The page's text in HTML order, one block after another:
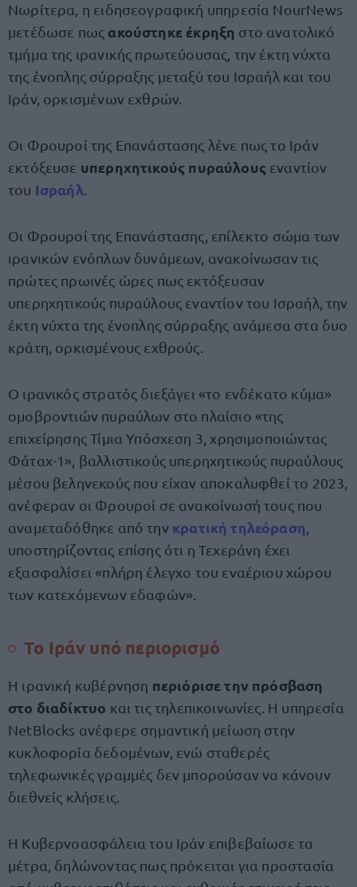
Νωρίτερα, η ειδησεογραφική υπηρεσία NourNews
μετέδωσε πως ακούστηκε έκρηξη στο ανατολικό
τμήμα της ιρανικής πρωτεύουσας, την έκτη νύχτα
της ένοπλης σύρραξης μεταξύ του Ισραήλ και του
Ιράν, ορκισμένων εχθρών.
Οι Φρουροί της Επανάστασης λένε πως το Ιράν
εκτόξευσε υπερηχητικούς πυραύλους εναντίον
του Ισραήλ
Οι Φρουροί της Επανάστασης, επίλεκτο σώμα των
ιρανικών ενόπλων δυνάμεων, ανακοίνωσαν τις
πρώτες πρωινές ώρες πως εκτόξευσαν
υπερηχητικούς πυραύλους εναντίον του Ισραήλ, την
έκτη νύχτα της ένοπλης σύρραξης ανάμεσα στα δυο
κράτη, ορκισμένους εχθρούς.
Ο ιρανικός στρατός διεξάγει «το ενδέκατο κύμα»
ομοβροντιών πυραύλων στο πλαίσιο «της
επιχείρησης Τίμια Υπόσχεση 3, χρησιμοποιώντας
Φάταχ-1», βαλλιστικούς υπερηχητικούς πυραύλους
μέσου βεληνεκούς που είχαν αποκαλυφθεί το 2023,
ανέφεραν οι Φρουροί σε ανακοίνωσή τους που
αναμεταδόθηκε από την κρατική τηλεόραση
υποστηρίζοντας επίσης ότι η Τεχεράνη έχει
εξασφαλίσει «πλήρη έλεγχο του εναέριου χώρου
των κατεχόμενων εδαφών».
Το Ιράν υπό περιορισμό
Η ιρανική κυβέρνηση περιόρισε την πρόσβαση
στο διαδίκτυο και τις τηλεπικοινωνίες. Η υπηρεσία
NetBlocks ανέφερε σημαντική μείωση στην
κυκλοφορία δεδομένων, ενώ σταθερές
τηλεφωνικές γραμμές δεν μπορούσαν να κάνουν
διεθνείς κλήσεις.
Η Κυβερνοασφάλεια του Ιράν επιβεβαίωσε τα
μέτρα, δηλώνοντας πως πρόκειται για προστασία